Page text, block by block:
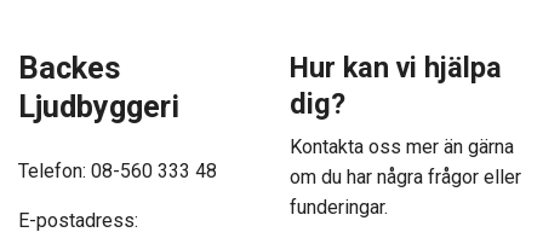
Backes
Ljudbyggeri
Telefon: 08-560 333 48
E-postadress:
Hur kan vi hjälpa
dig?
Kontakta oss mer än gärna
om du har några frågor eller
funderingar.